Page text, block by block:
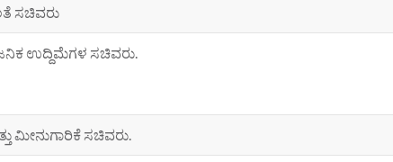
ಸಚಿವರು
ಉದ್ದಿಮೆಗಳ ಸಚಿವರು.
ಮೀನುಗಾರಿಕೆ ಸಚಿವರು.